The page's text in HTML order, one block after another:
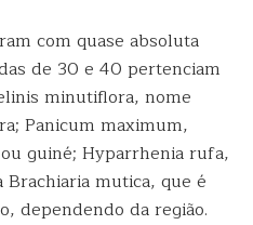
com quase absoluta
de 30 e 40 pertenciam
minutiflora, nome
Panicum maximum,
guiné; Hyparrhenia rufa,
Brachiaria mutica, que é
dependendo da região.